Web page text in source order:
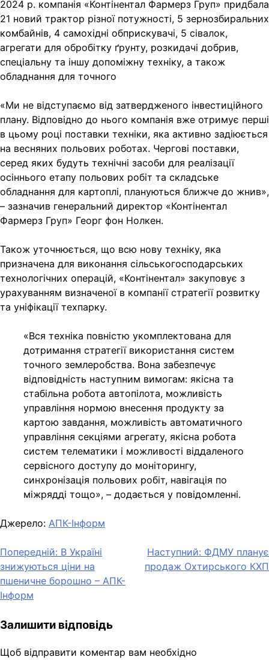
2024 р. компанія «Контінентал Фармерз Груп» придбала
21 новий трактор різної потужності, 5 зернозбиральних
комбайнів, 4 самохідні обприскувачі, 5 сівалок,
агрегати для обробітку ґрунту, розкидачі добрив,
спеціальну та іншу допоміжну техніку, а також
обладнання для точного
«Ми не відступаємо від затвердженого інвестиційного
плану. Відповідно до нього компанія вже отримує перші
в цьому році поставки техніки, яка активно задіюється
на весняних польових роботах. Чергові поставки,
серед яких будуть технічні засоби для реалізації
осіннього етапу польових робіт та складське
обладнання для картоплі, плануються ближче до жнив»,
– зазначив генеральний директор «Контінентал
Фармерз Груп» Георг фон Нолкен.
Також уточнюється, що всю нову техніку, яка
призначена для виконання сільськогосподарських
технологічних операцій, «Контінентал» закуповує з
урахуванням визначеної в компанії стратегії розвитку
та уніфікації техпарку.
«Вся техніка повністю укомплектована для
дотримання стратегії використання систем
точного землеробства. Вона забезпечує
відповідність наступним вимогам: якісна та
стабільна робота автопілота, можливість
управління нормою внесення продукту за
картою завдання, можливість автоматичного
управління секціями агрегату, якісна робота
систем телематики і можливості віддаленого
сервісного доступу до моніторингу,
синхронізація польових робіт, навігація по
міжрядді тощо», – додається у повідомленні.
Джерело: АПК-Інформ
Навігація
записів
Попередній: В Україні
знижуються ціни на
пшеничне борошно – АПК-
Інформ
Наступний: ФДМУ планує
продаж Охтирського КХП
Залишити відповідь
Щоб відправити коментар вам необхідно